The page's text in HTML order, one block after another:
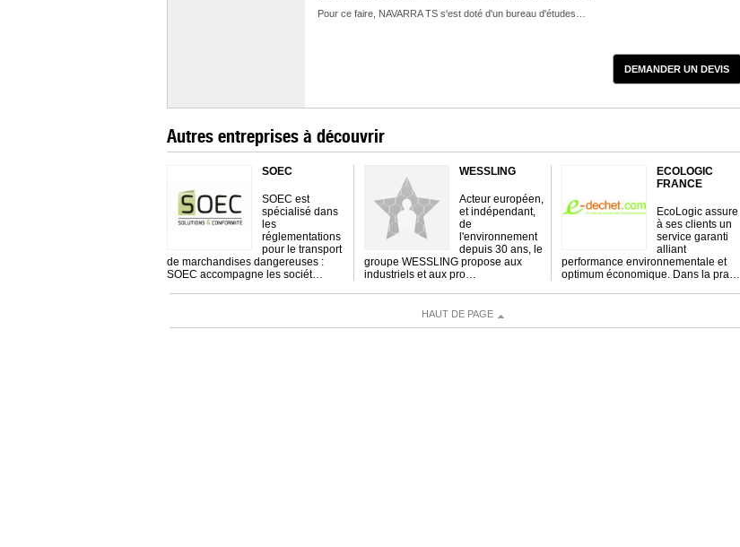
DEMANDER UN DEVIS
Pour ce faire, NAVARRA TS s'est doté d'un bureau d'études…
Autres entreprises à découvrir
SOEC
SOEC est
spécialisé dans
les
réglementations
pour le transport
de marchandises dangereuses :
SOEC accompagne les sociét…
WESSLING
Acteur européen,
et indépendant,
de
l'environnement
depuis 30 ans, le
groupe WESSLING propose aux
industriels et aux pro…
ECOLOGIC
FRANCE
EcoLogic assure
à ses clients un
service garanti
alliant
performance environnementale et
optimum économique. Dans la pra…
HAUT DE PAGE